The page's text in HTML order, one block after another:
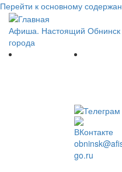
Перейти к основному
Афиша. Настоящий Обнинск
города
go.ru